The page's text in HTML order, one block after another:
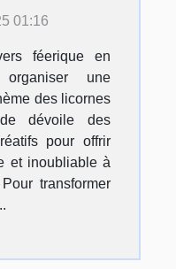
pour
01:16
féerique en
organiser une
des licornes
dévoile des
pour offrir
et inoubliable à
transformer